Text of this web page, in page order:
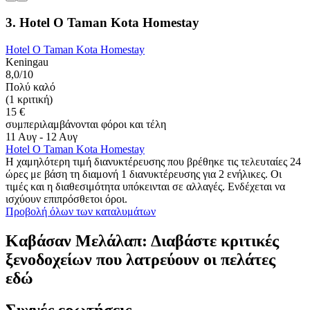
3. Hotel O Taman Kota Homestay
Hotel O Taman Kota Homestay
Keningau
8,0/10
Πολύ καλό
(1 κριτική)
15 €
συμπεριλαμβάνονται φόροι και τέλη
11 Αυγ - 12 Αυγ
Hotel O Taman Kota Homestay
Η χαμηλότερη τιμή διανυκτέρευσης που βρέθηκε τις τελευταίες 24
ώρες με βάση τη διαμονή 1 διανυκτέρευσης για 2 ενήλικες. Οι
τιμές και η διαθεσιμότητα υπόκεινται σε αλλαγές. Ενδέχεται να
ισχύουν επιπρόσθετοι όροι.
Προβολή όλων των καταλυμάτων
Καβάσαν Μελάλαπ: Διαβάστε κριτικές
ξενοδοχείων που λατρεύουν οι πελάτες
εδώ